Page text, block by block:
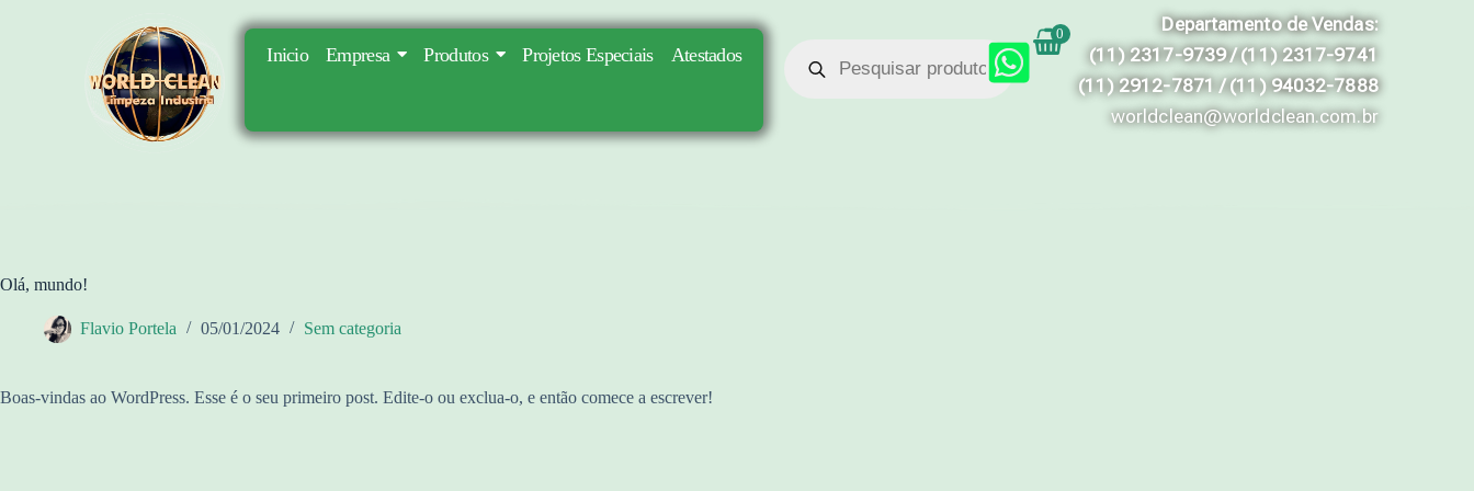
Inicio Empresa Produtos Projetos Especiais Atestados
0
Departamento de Vendas:
(11) 2317-9739 / (11) 2317-9741
(11) 2912-7871 / (11) 94032-7888
worldclean@worldclean.com.br
Olá, mundo!
Flavio Portela 05/01/2024 Sem categoria
Boas-vindas ao WordPress. Esse é o seu primeiro post. Edite-o ou exclua-o, e então comece a escrever!